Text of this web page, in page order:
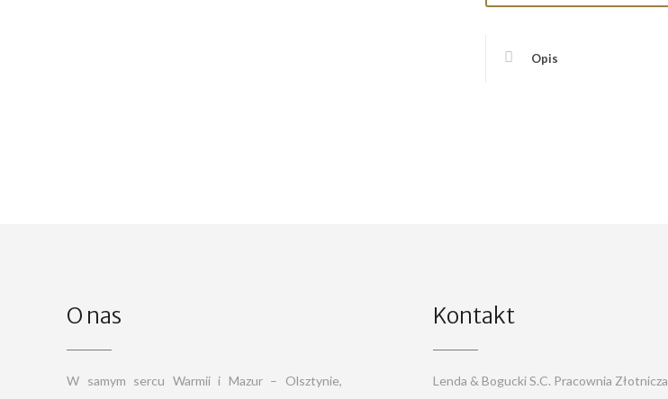
Opis
O nas
W samym sercu Warmii i Mazur – Olsztynie,
Kontakt
Lenda & Bogucki S.C. Pracownia Złotnicza